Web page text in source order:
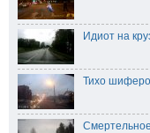
Идиот на
Тихо